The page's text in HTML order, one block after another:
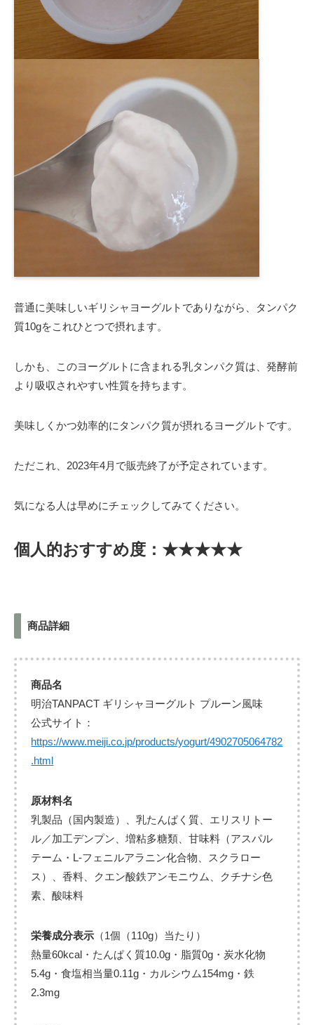
普通に美味しいギリシャヨーグルトでありながら、タンパク
質10gをこれひとつで摂れます。
しかも、このヨーグルトに含まれる乳タンパク質は、発酵前
より吸収されやすい性質を持ちます。
美味しくかつ効率的にタンパク質が摂れるヨーグルトです。
ただこれ、2023年4月で販売終了が予定されています。
気になる人は早めにチェックしてみてください。
個人的おすすめ度：★★★★★
商品詳細
商品名
明治TANPACT ギリシャヨーグルト プルーン風味
公式サイト：
https://www.meiji.co.jp/products/yogurt/4902705064782
.html
原材料名
乳製品（国内製造）、乳たんぱく質、エリスリトー
ル／加工デンプン、増粘多糖類、甘味料（アスパル
テーム・L-フェニルアラニン化合物、スクラロー
ス）、香料、クエン酸鉄アンモニウム、クチナシ色
素、酸味料
栄養成分表示 （1個（110g）当たり）
熱量60kcal・たんぱく質10.0g・脂質0g・炭水化物
5.4g・食塩相当量0.11g・カルシウム154mg・鉄
2.3mg